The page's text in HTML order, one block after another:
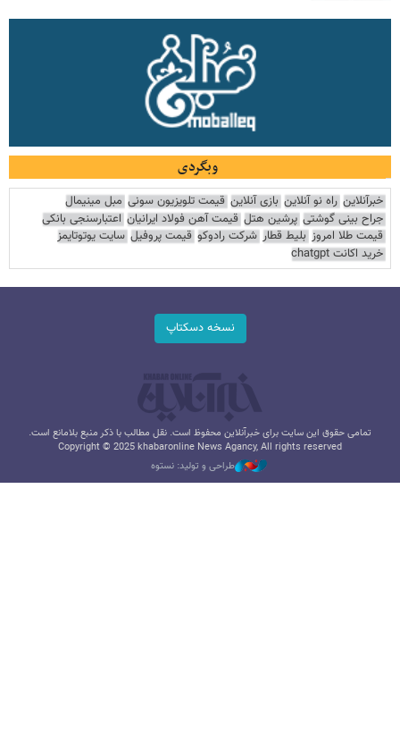
وبگردی
خبرآنلاین راه نو آنلاین بازی آنلاین قیمت تلویزیون سونی مبل مینیمال
جراح بینی گوشتی پرشین هتل قیمت آهن فولاد ایرانیان اعتبارسنجی بانکی
قیمت طلا امروز بلیط قطار شرکت رادوکو قیمت پروفیل سایت یوتوتایمز
خرید اکانت chatgpt
نسخه دسکتاپ
تمامی حقوق این سایت برای خبرآنلاین محفوظ است. نقل مطالب با ذکر منبع بلامانع است.
Copyright © 2025 khabaronline News Agancy, All rights reserved
طراحی و تولید: نستوه